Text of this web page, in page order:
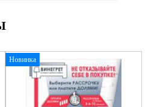
Новинка